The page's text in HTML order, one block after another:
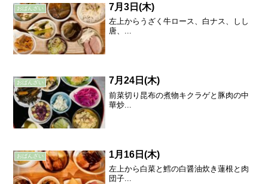
おばんざい 7月3日(木)
左上からうざく牛ロース、白ナス、しし
唐、...
おばんざい 7月24日(木)
前菜切り昆布の煮物キクラゲと豚肉の中
華炒...
おばんざい 1月16日(木)
左上から白菜と鱈の白醤油炊き蓮根と肉
団子...